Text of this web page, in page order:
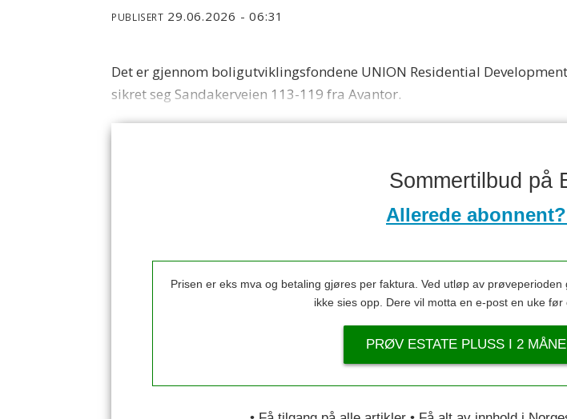
PUBLISERT 29.06.2026 - 06:31
Det er gjennom boligutviklingsfondene UNION Residential
sikret seg Sandakerveien 113-119 fra Avantor.
Sommertilbud på
Allerede
Prisen er eks mva og betaling gjøres per faktura. Ved utløp av
ikke sies opp. Dere vil motta en e-post en uke
PRØV ESTATE PLUSS I 2